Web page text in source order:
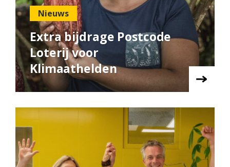
Nieuws
Extra bijdrage Postcode
Loterij voor
Klimaathelden